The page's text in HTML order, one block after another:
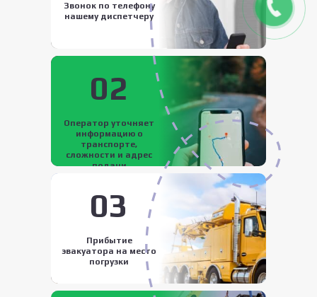
Звонок по телефону
нашему диспетчеру
02
Оператор уточняет
информацию о
транспорте,
сложности и адрес
подачи
03
Прибытие
эвакуатора на место
погрузки